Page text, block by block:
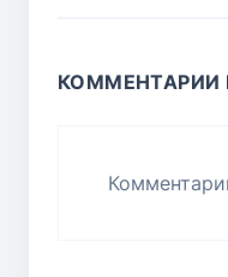
КОММЕНТАРИИ